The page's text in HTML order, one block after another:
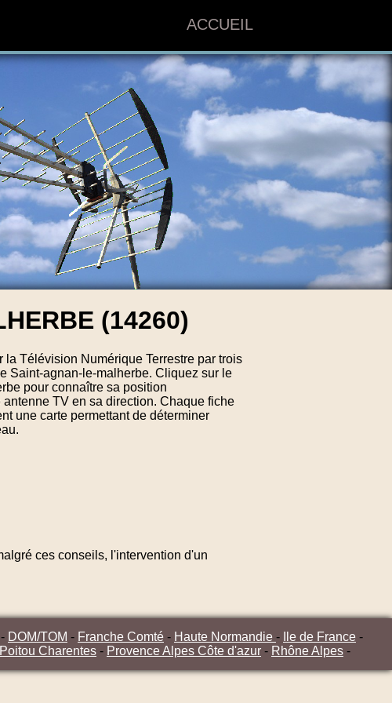
ACCUEIL
(14260)
Télévision Numérique Terrestre par trois
Saint-agnan-le-malherbe. Cliquez sur le
pour connaître sa position
TV en sa direction. Chaque fiche
une carte permettant de déterminer
ces conseils, l'intervention d'un
- DOM/TOM - Franche Comté - Haute Normandie - Ile de France -
Poitou Charentes - Provence Alpes Côte d'azur - Rhône Alpes -